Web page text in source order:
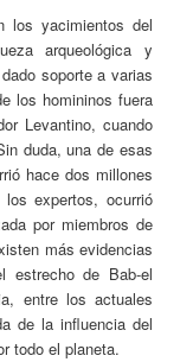
los yacimientos del
arqueológica y
soporte a varias
los homininos fuera
Levantino, cuando
duda, una de esas
hace dos millones
expertos, ocurrió
por miembros de
más evidencias
estrecho de Bab-el
entre los actuales
de la influencia del
todo el planeta.